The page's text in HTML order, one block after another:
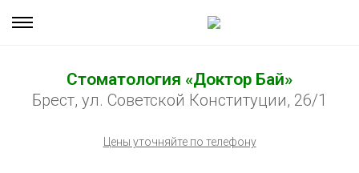
Стоматология «Доктор Бай»
Брест, ул. Советской Конституции, 26/1
Цены уточняйте по телефону